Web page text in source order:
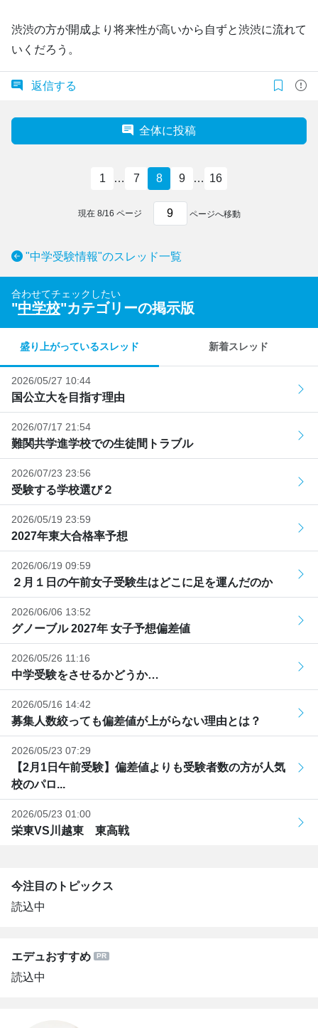
渋渋の方が開成より将来性が高いから自ずと渋渋に流れて
いくだろう。
返信する
全体に投稿
1 … 7 8 9 … 16
現在 8/16 ページ ページへ移動
"中学受験情報"のスレッド一覧
合わせてチェックしたい
"中学校"カテゴリーの掲示版
盛り上がっているスレッド 新着スレッド
2026/05/27 10:44
国公立大を目指す理由
2026/07/17 21:54
難関共学進学校での生徒間トラブル
2026/07/23 23:56
受験する学校選び２
2026/05/19 23:59
2027年東大合格率予想
2026/06/19 09:59
２月１日の午前女子受験生はどこに足を運んだのか
2026/06/06 13:52
グノーブル 2027年 女子予想偏差値
2026/05/26 11:16
中学受験をさせるかどうか…
2026/05/16 14:42
募集人数絞っても偏差値が上がらない理由とは？
2026/05/23 07:29
【2月1日午前受験】偏差値よりも受験者数の方が人気
校のパロ...
2026/05/23 01:00
栄東VS川越東 東高戦
今注目のトピックス
読込中
エデュおすすめ
読込中